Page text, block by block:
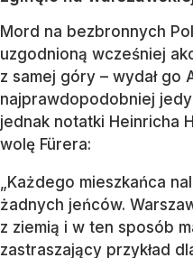
Mord na bezbronnych
uzgodnioną wcześniej
z samej góry – wydał go
najprawdopodobniej
jednak notatki Heinricha
wolę Fürera:
„Każdego mieszkańca
żadnych jeńców.
z ziemią i w ten sposób
zastraszający przykład